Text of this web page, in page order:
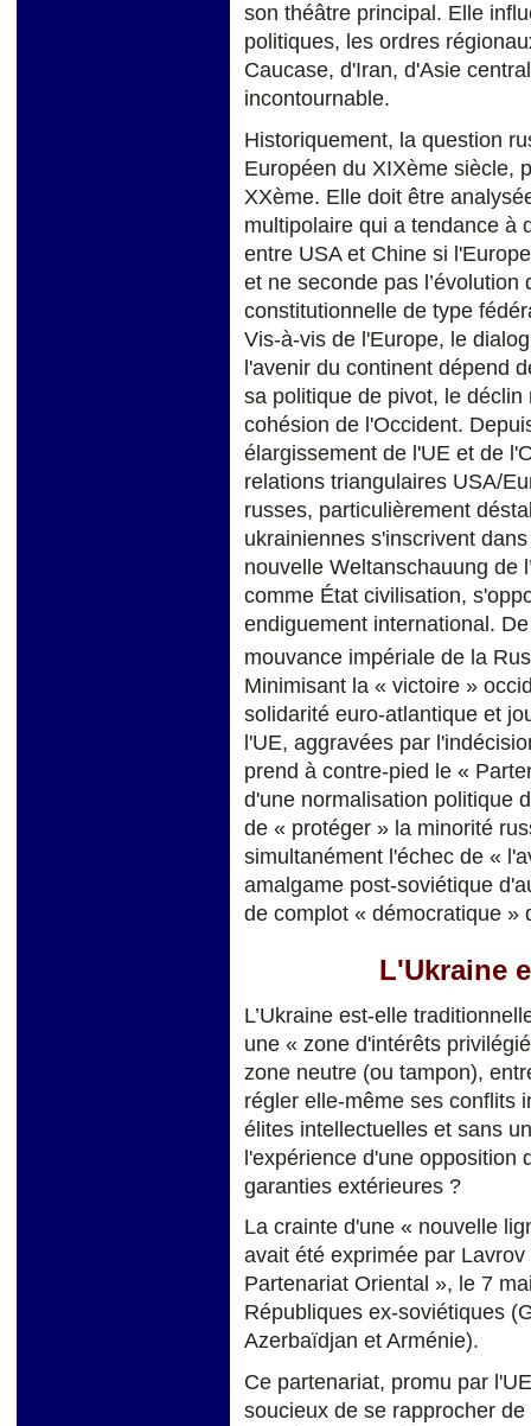
son théâtre principal. Elle
politiques, les ordres
Caucase, d'Iran, d'Asie
incontournable.
Historiquement, la question
Européen du XIXème siècle,
XXème. Elle doit être
multipolaire qui a tendance à
entre USA et Chine si
et ne seconde pas
constitutionnelle de type
Vis-à-vis de l'Europe, le
l'avenir du continent dépend
sa politique de pivot, le
cohésion de l'Occident.
élargissement de l'UE et de
relations triangulaires USA/
russes, particulièrement
ukrainiennes s'inscrivent
nouvelle Weltanschauung de
comme État civilisation,
endiguement international.
mouvance impériale de la
Minimisant la « victoire »
solidarité euro-atlantique et
l'UE, aggravées par
prend à contre-pied le «
d'une normalisation politique
de « protéger » la minorité
simultanément l'échec de «
amalgame post-soviétique
de complot « démocratique »
L'Ukraine
L’Ukraine est-elle
une « zone d'intérêts
zone neutre (ou tampon),
régler elle-même ses conflits
élites intellectuelles et sans
l'expérience d'une opposition
garanties extérieures ?
La crainte d'une « nouvelle
avait été exprimée par
Partenariat Oriental », le 7
Républiques ex-soviétiques
Azerbaïdjan et Arménie).
Ce partenariat, promu par
soucieux de se rapprocher